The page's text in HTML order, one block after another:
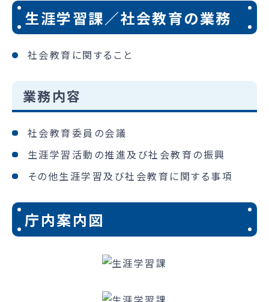
生涯学習課／社会教育の業務
社会教育に関すること
業務内容
社会教育委員の会議
生涯学習活動の推進及び社会教育の振興
その他生涯学習及び社会教育に関する事項
庁内案内図